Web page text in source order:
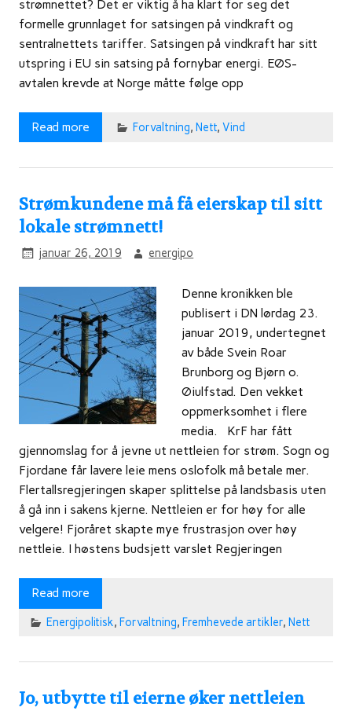
strømnettet? Det er viktig å ha klart for seg det
formelle grunnlaget for satsingen på vindkraft og
sentralnettets tariffer. Satsingen på vindkraft har sitt
utspring i EU sin satsing på fornybar energi. EØS-
avtalen krevde at Norge måtte følge opp
Read more Forvaltning, Nett, Vind
Strømkundene må få eierskap til sitt
lokale strømnett!
januar 26, 2019 energipo
Denne kronikken ble
publisert i DN lørdag 23.
januar 2019, undertegnet
av både Svein Roar
Brunborg og Bjørn o.
Øiulfstad. Den vekket
oppmerksomhet i flere
media. KrF har fått
gjennomslag for å jevne ut nettleien for strøm. Sogn og
Fjordane får lavere leie mens oslofolk må betale mer.
Flertallsregjeringen skaper splittelse på landsbasis uten
å gå inn i sakens kjerne. Nettleien er for høy for alle
velgere! Fjoråret skapte mye frustrasjon over høy
nettleie. I høstens budsjett varslet Regjeringen
Read more
Energipolitisk, Forvaltning, Fremhevede artikler, Nett
Jo, utbytte til eierne øker nettleien